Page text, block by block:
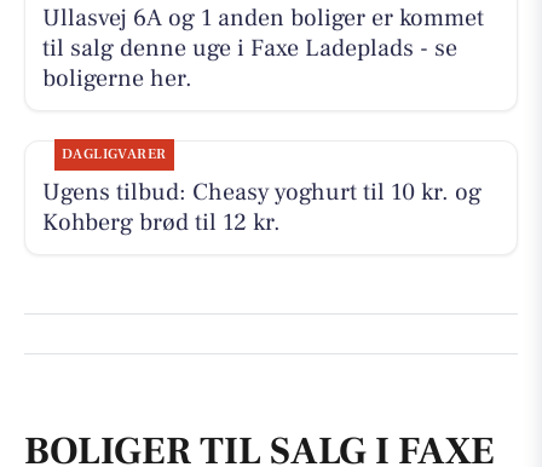
Ullasvej 6A og 1 anden boliger er kommet
til salg denne uge i Faxe Ladeplads - se
boligerne her.
DAGLIGVARER
Ugens tilbud: Cheasy yoghurt til 10 kr. og
Kohberg brød til 12 kr.
BOLIGER TIL SALG I FAXE